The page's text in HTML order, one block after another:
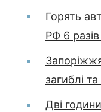
Горять
РФ 6
загиблі
Дві